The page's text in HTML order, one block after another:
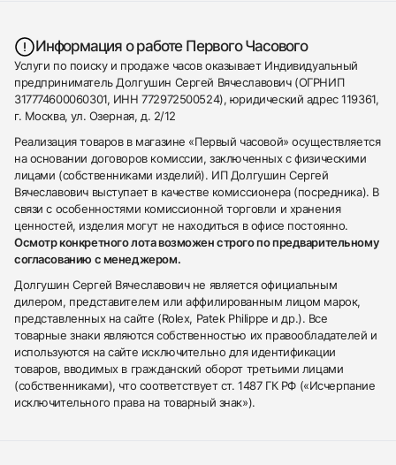
Информация о работе Первого Часового
Услуги по поиску и продаже часов оказывает Индивидуальный
предприниматель Долгушин Сергей Вячеславович (ОГРНИП
317774600060301, ИНН 772972500524), юридический адрес 119361,
г. Москва, ул. Озерная, д. 2/12
Реализация товаров в магазине «Первый часовой» осуществляется
на основании договоров комиссии, заключенных с физическими
лицами (собственниками изделий). ИП Долгушин Сергей
Вячеславович выступает в качестве комиссионера (посредника). В
связи с особенностями комиссионной торговли и хранения
ценностей, изделия могут не находиться в офисе постоянно.
Осмотр конкретного лота возможен строго по предварительному
согласованию с менеджером.
Долгушин Сергей Вячеславович не является официальным
дилером, представителем или аффилированным лицом марок,
представленных на сайте (Rolex, Patek Philippe и др.). Все
товарные знаки являются собственностью их правообладателей и
используются на сайте исключительно для идентификации
товаров, вводимых в гражданский оборот третьими лицами
(собственниками), что соответствует ст. 1487 ГК РФ («Исчерпание
исключительного права на товарный знак»).